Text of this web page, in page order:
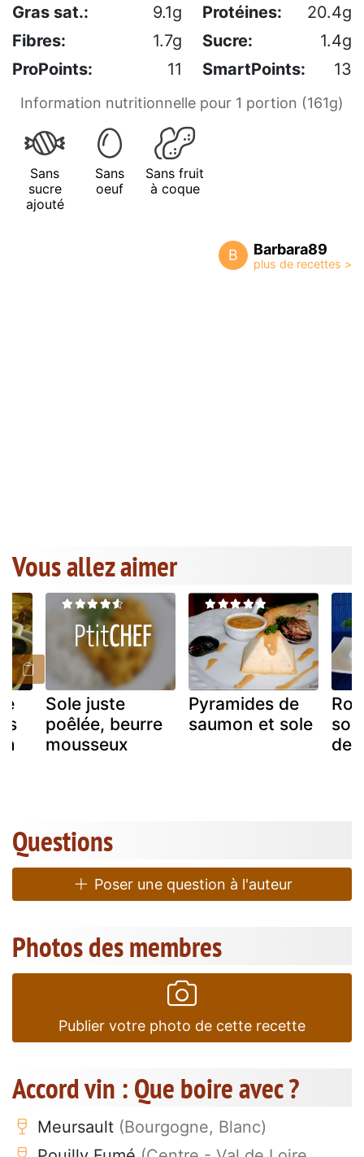
Gras sat.:
9.1g Protéines:
20.4g
Fibres:
1.7g Sucre:
1.4g
ProPoints:
11 SmartPoints: 13
Information nutritionnelle pour 1 portion (161g)
Sans
sucre
ajouté
Sans
oeuf
Sans fruit
à coque
B Barbara89
Vous allez aimer
Sole juste
poêlée, beurre
mousseux
Pyramides de
saumon et sole
de
Questions
Poser une question à l'auteur
Photos des membres
Publier votre photo de cette recette
Accord vin : Que boire avec ?
Meursault (Bourgogne, Blanc)